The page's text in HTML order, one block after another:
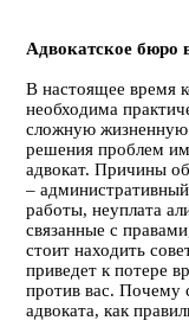
Адвокатское бюро
В настоящее время
необходима
сложную
решения проблем
адвокат. Причины
–
работы, неуплата
связанные с
стоит находить
приведет к потере
против вас. Почему
адвоката, как